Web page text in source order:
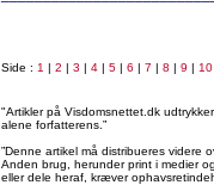
Side : 1 | 2 | 3 | 4 | 5 | 6 | 7 | 8 | 9 | 10
"Artikler på Visdomsnettet.dk
alene forfatterens.”
”Denne artikel må distribueres videre
Anden brug, herunder print i medier
eller dele heraf, kræver